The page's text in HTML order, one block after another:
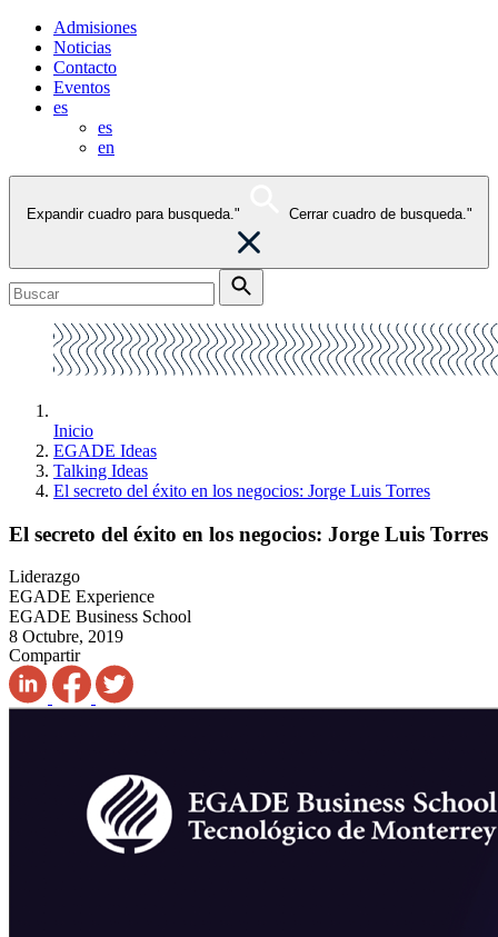
Admisiones
Noticias
Contacto
Eventos
es
es
en
Expandir cuadro para busqueda." Cerrar cuadro de busqueda."
Inicio
EGADE Ideas
Talking Ideas
El secreto del éxito en los negocios: Jorge Luis Torres
El secreto del éxito en los negocios: Jorge Luis Torres
Liderazgo
EGADE Experience
EGADE Business School
8 Octubre, 2019
Compartir